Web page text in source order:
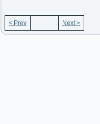
< Prev Next >